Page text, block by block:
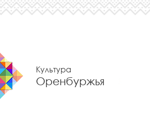
Культура
Оренбуржья